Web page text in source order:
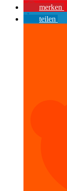
merken
teilen